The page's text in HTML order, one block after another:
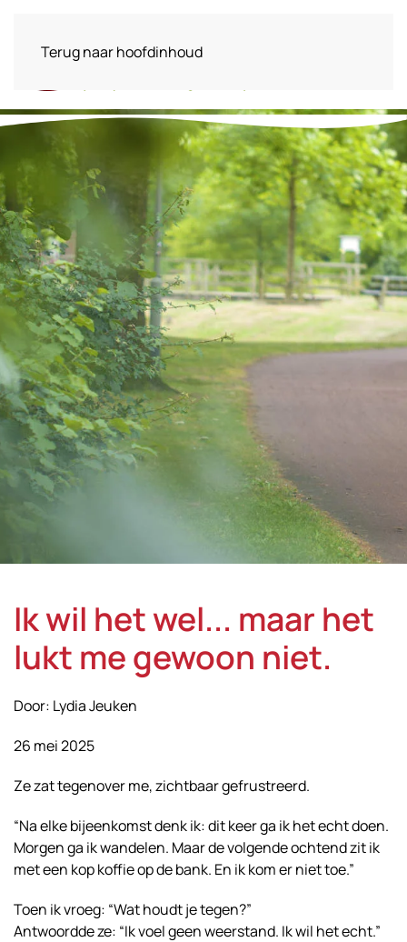
Terug naar hoofdinhoud
Ik wil het wel... maar het
lukt me gewoon niet.
Door: Lydia Jeuken
26 mei 2025
Ze zat tegenover me, zichtbaar gefrustreerd.
“Na elke bijeenkomst denk ik: dit keer ga ik het echt doen.
Morgen ga ik wandelen. Maar de volgende ochtend zit ik
met een kop koffie op de bank. En ik kom er niet toe.”
Toen ik vroeg: “Wat houdt je tegen?”
Antwoordde ze: “Ik voel geen weerstand. Ik wil het echt.”